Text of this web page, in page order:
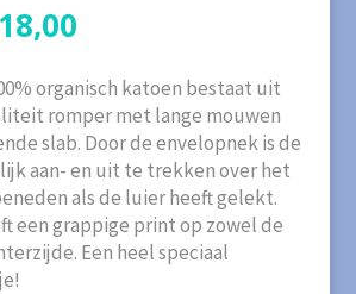
Huidige
is:
€18,00.
organisch katoen bestaat uit
romper met lange mouwen
slab. Door de envelopnek is de
aan- en uit te trekken over het
als de luier heeft gelekt.
een grappige print op zowel de
Een heel speciaal